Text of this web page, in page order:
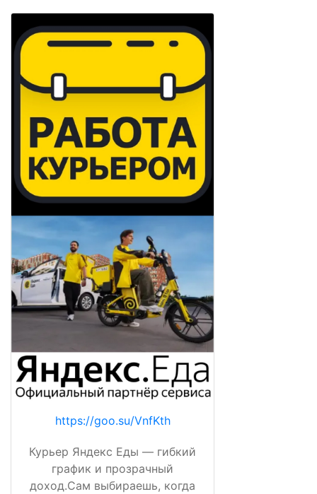
https://goo.su/VnfKth
Курьер Яндекс Еды — гибкий
график и прозрачный
доход.Сам выбираешь, когда